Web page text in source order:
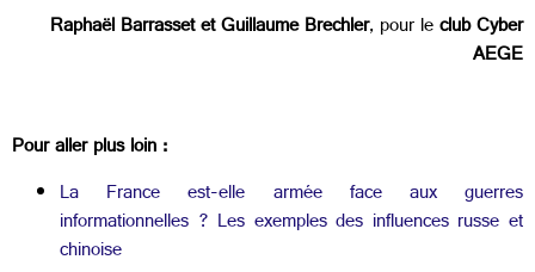
Raphaël Barrasset et Guillaume Brechler, pour leclub Cyber
AEGE
Pour aller plus loin :
La France est-elle armée face aux guerres
informationnelles ? Les exemples des influences russe et
chinoise